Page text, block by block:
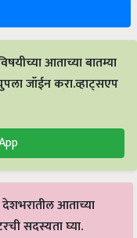
आताच्या बातम्या
जॉईन करा.व्हाट्सएप
आताच्या
सदस्यता घ्या.